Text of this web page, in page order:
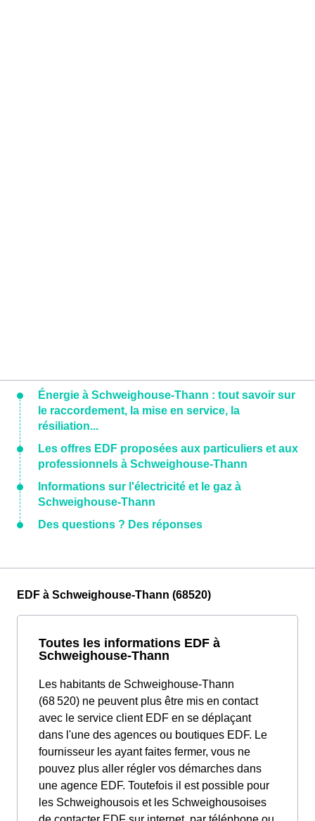
Énergie à Schweighouse-Thann : tout savoir sur
le raccordement, la mise en service, la
résiliation...
Les offres EDF proposées aux particuliers et aux
professionnels à Schweighouse-Thann
Informations sur l'électricité et le gaz à
Schweighouse-Thann
Des questions ? Des réponses
EDF à Schweighouse-Thann (68520)
Toutes les informations EDF à
Schweighouse-Thann
Les habitants de Schweighouse-Thann
(68 520) ne peuvent plus être mis en contact
avec le service client EDF en se déplaçant
dans l'une des agences ou boutiques EDF. Le
fournisseur les ayant faites fermer, vous ne
pouvez plus aller régler vos démarches dans
une agence EDF. Toutefois il est possible pour
les Schweighousois et les Schweighousoises